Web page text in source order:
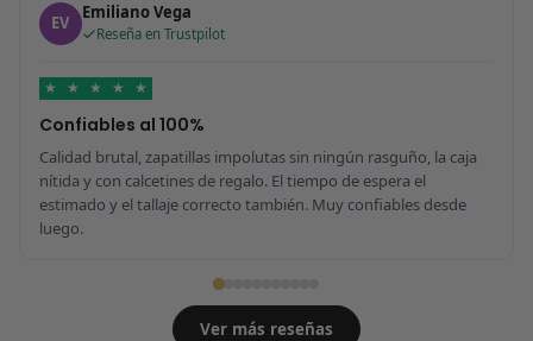
EV Emiliano Vega
Reseña en Trustpilot
★ ★ ★ ★ ★
Confiables al 100%
Calidad brutal, zapatillas impolutas sin ningún rasguño, la caja
nítida y con calcetines de regalo. El tiempo de espera el
estimado y el tallaje correcto también. Muy confiables desde
luego.
Ver más reseñas